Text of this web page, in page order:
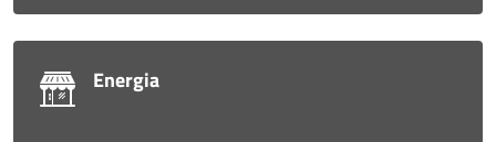
Energia